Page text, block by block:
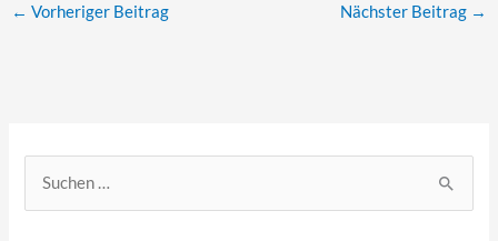
← Vorheriger Beitrag Nächster Beitrag →